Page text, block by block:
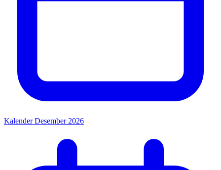
Kalender Desember 2026